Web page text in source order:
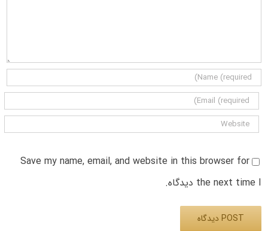
Save my name, email, and website in this browser for
the next time I دیدگاه.